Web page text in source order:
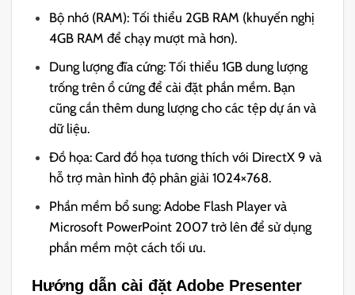
Bộ nhớ (RAM): Tối thiểu 2GB RAM (khuyến nghị
4GB RAM để chạy mượt mà hơn).
Dung lượng đĩa cứng: Tối thiểu 1GB dung lượng
trống trên ổ cứng để cài đặt phần mềm. Bạn
cũng cần thêm dung lượng cho các tệp dự án và
dữ liệu.
Đồ họa: Card đồ họa tương thích với DirectX 9 và
hỗ trợ màn hình độ phân giải 1024×768.
Phần mềm bổ sung: Adobe Flash Player và
Microsoft PowerPoint 2007 trở lên để sử dụng
phần mềm một cách tối ưu.
Hướng dẫn cài đặt Adobe Presenter